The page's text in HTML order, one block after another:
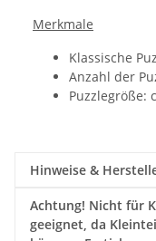
Merkmale
Klassische
Anzahl der
Puzzlegröße:
Hinweise &
Achtung! Nicht für
geeignet, da